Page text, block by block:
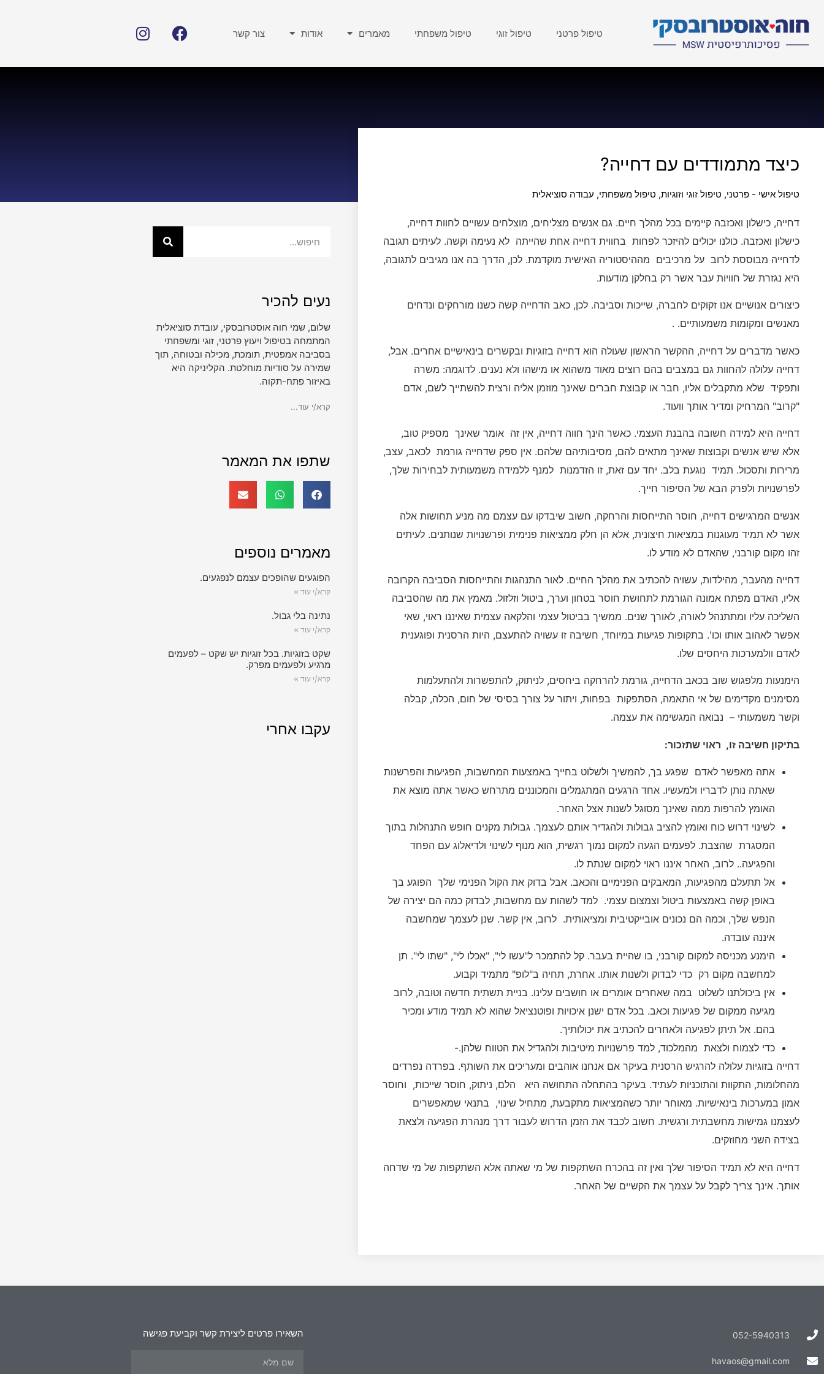
טיפול פרטני טיפול זוגי טיפול משפחתי מאמרים אודות צור קשר
כיצד מתמודדים עם דחייה?
טיפול אישי - פרטני, טיפול זוגי וזוגיות, טיפול משפחתי, עבודה סוציאלית
דחייה, כישלון ואכזבה קיימים בכל מהלך חיים. גם אנשים מצליחים, מוצלחים עשויים לחוות דחייה,
כישלון ואכזבה. כולנו יכולים להיזכר לפחות בחווית דחייה אחת שהייתה לא נעימה וקשה. לעיתים תגובה
לדחייה מבוססת לרוב על מרכיבים מההיסטוריה האישית מוקדמת. לכן, הדרך בה אנו מגיבים לתגובה,
היא נגזרת של חוויות עבר אשר רק בחלקן מודעות.
כיצורים אנושיים אנו זקוקים לחברה, שייכות וסביבה. לכן, כאב הדחייה קשה כשנו מורחקים ונדחים
מאנשים ומקומות משמעותיים. .
כאשר מדברים על דחייה, ההקשר הראשון שעולה הוא דחייה בזוגיות ובקשרים בינאישיים אחרים. אבל,
דחייה עלולה להחוות גם במצבים בהם רוצים מאוד משהוא או מישהו ולא נענים. לדוגמה: משרה
ותפקיד שלא מתקבלים אליו, חבר או קבוצת חברים שאינך מוזמן אליה ורצית להשתייך לשם, אדם
"קרוב" המרחיק ומדיר אותך וועוד.
דחייה היא למידה חשובה בהבנת העצמי. כאשר הינך חווה דחייה, אין זה אומר שאינך מספיק טוב,
אלא שיש אנשים וקבוצות שאינך מתאים להם, מסיבותיהם שלהם. אין ספק שדחייה גורמת לכאב, עצב,
מרירות ותסכול. תמיד נוגעת בלב. יחד עם זאת, זו הזדמנות למנף ללמידה משמעותית לבחירות שלך,
לפרשנויות ולפרק הבא של הסיפור חייך.
אנשים המרגישים דחייה, חוסר התייחסות והרחקה, חשוב שיבדקו עם עצמם מה מניע תחושות אלה
אשר לא תמיד מעוגנות במציאות חיצונית, אלא הן חלק ממציאות פנימית ופרשנויות שנותנים. לעיתים
זהו מקום קורבני, שהאדם לא מודע לו.
דחייה מהעבר, מהילדות, עשויה להכתיב את מהלך החיים. לאור התנהגות והתייחסות הסביבה הקרובה
אליו, האדם מפתח אמונה הגורמת לתחושת חוסר בטחון וערך, ביטול וזלזול. מאמץ את מה שהסביבה
השליכה עליו ומתתנהל לאורה, לאורך שנים. ממשיך בביטול עצמי והלקאה עצמית שאיננו ראוי, שאי
אפשר לאהוב אותו וכו'. בתקופות פגיעות במיוחד, חשיבה זו עשויה להתעצם, היות הרסנית ופוגענית
לאדם וולמערכות היחסים שלו.
הימנעות מלפגוש שוב בכאב הדחייה, גורמת להרחקה ביחסים, לניתוק, להתפשרות ולהתעלמות
מסימנים מקדימים של אי התאמה, הסתפקות בפחות, ויתור על צורך בסיסי של חום, הכלה, קבלה
וקשר משמעותי – נבואה המגשימה את עצמה.
בתיקון חשיבה זו, ראוי שתזכור:
אתה מאפשר לאדם שפגע בך, להמשיך ולשלוט בחייך באמצעות המחשבות, הפגיעות והפרשנות
שאתה נותן לדבריו ולמעשיו. אחד הרגעים המתגמלים והמכוננים מתרחש כאשר אתה מוצא את
האומץ להרפות ממה שאינך מסוגל לשנות אצל האחר.
לשינוי דרוש כוח ואומץ להציב גבולות ולהגדיר אותם לעצמך. גבולות מקנים חופש התנהלות בתוך
המסגרת שהצבת. לפעמים הגעה למקום נמוך רגשית, הוא מנוף לשינוי ולדיאלוג עם הפחד
והפגיעה.. לרוב, האחר איננו ראוי למקום שנתת לו.
אל תתעלם מהפגיעות, המאבקים הפנימיים והכאב. אבל בדוק את הקול הפנימי שלך הפוגע בך
באופן קשה באמצעות ביטול וצמצום עצמי. למד לשהות עם מחשבות, לבדוק כמה הם יצירה של
הנפש שלך, וכמה הם נכונים אובייקטיבית ומציאותית. לרוב, אין קשר. שנן לעצמך שמחשבה
איננה עובדה.
הימנע מכניסה למקום קורבני, בו שהיית בעבר. קל להתמכר ל"עשו לי", "אכלו לי", "שתו לי". תן
למחשבה מקום רק כדי לבדוק ולשנות אותו. אחרת, תחיה ב"לופ" מתמיד וקבוע.
אין ביכולתנו לשלוט במה שאחרים אומרים או חושבים עלינו. בניית תשתית חדשה וטובה, לרוב
מגיעה ממקום של פגיעות וכאב. בכל אדם ישנן איכויות ופוטנציאל שהוא לא תמיד מודע ומכיר
בהם. אל תיתן לפגיעה ולאחרים להכתיב את יכולותיך.
כדי לצמוח ולצאת מהמלכוד, למד פרשנויות מיטיבות ולהגדיל את הטווח שלהן.-
דחייה בזוגיות עלולה להרגיש הרסנית בעיקר אם אנחנו אוהבים ומעריכים את השותף. בפרדה נפרדים
מהחלומות, התקוות והתוכניות לעתיד. בעיקר בהתחלה התחושה היא הלם, ניתוק, חוסר שייכות, וחוסר
אמון במערכות בינאישיות. מאוחר יותר כשהמציאות מתקבעת, מתחיל שינוי, בתנאי שמאפשרים
לעצמנו גמישות מחשבתית ורגשית. חשוב לכבד את הזמן הדרוש לעבור דרך מנהרת הפגיעה ולצאת
בצידה השני מחוזקים.
דחייה היא לא תמיד הסיפור שלך ואין זה בהכרח השתקפות של מי שאתה אלא השתקפות של מי שדחה
אותך. אינך צריך לקבל על עצמך את הקשיים של האחר.
נעים להכיר
שלום, שמי חוה אוסטרובסקי, עובדת סוציאלית
המתמחה בטיפול ויעוץ פרטני, זוגי ומשפחתי
בסביבה אמפטית, תומכת, מכילה ובטוחה, תוך
שמירה על סודיות מוחלטת. הקליניקה היא
באיזור פתח-תקוה.
קרא/י עוד...
שתפו את המאמר
מאמרים נוספים
הפוגעים שהופכים עצמם לנפגעים.
קרא/י עוד »
נתינה בלי גבול.
קרא/י עוד »
שקט בזוגיות. בכל זוגיות יש שקט – לפעמים
מרגיע ולפעמים מפרק.
קרא/י עוד »
עקבו אחרי
052-5940313
havaos@gmail.com
השאירו פרטים ליצירת קשר וקביעת פגישה